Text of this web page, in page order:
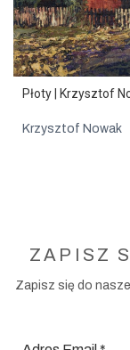
Płoty | Krzysztof
Krzysztof Nowak
ZAPISZ
Zapisz się do